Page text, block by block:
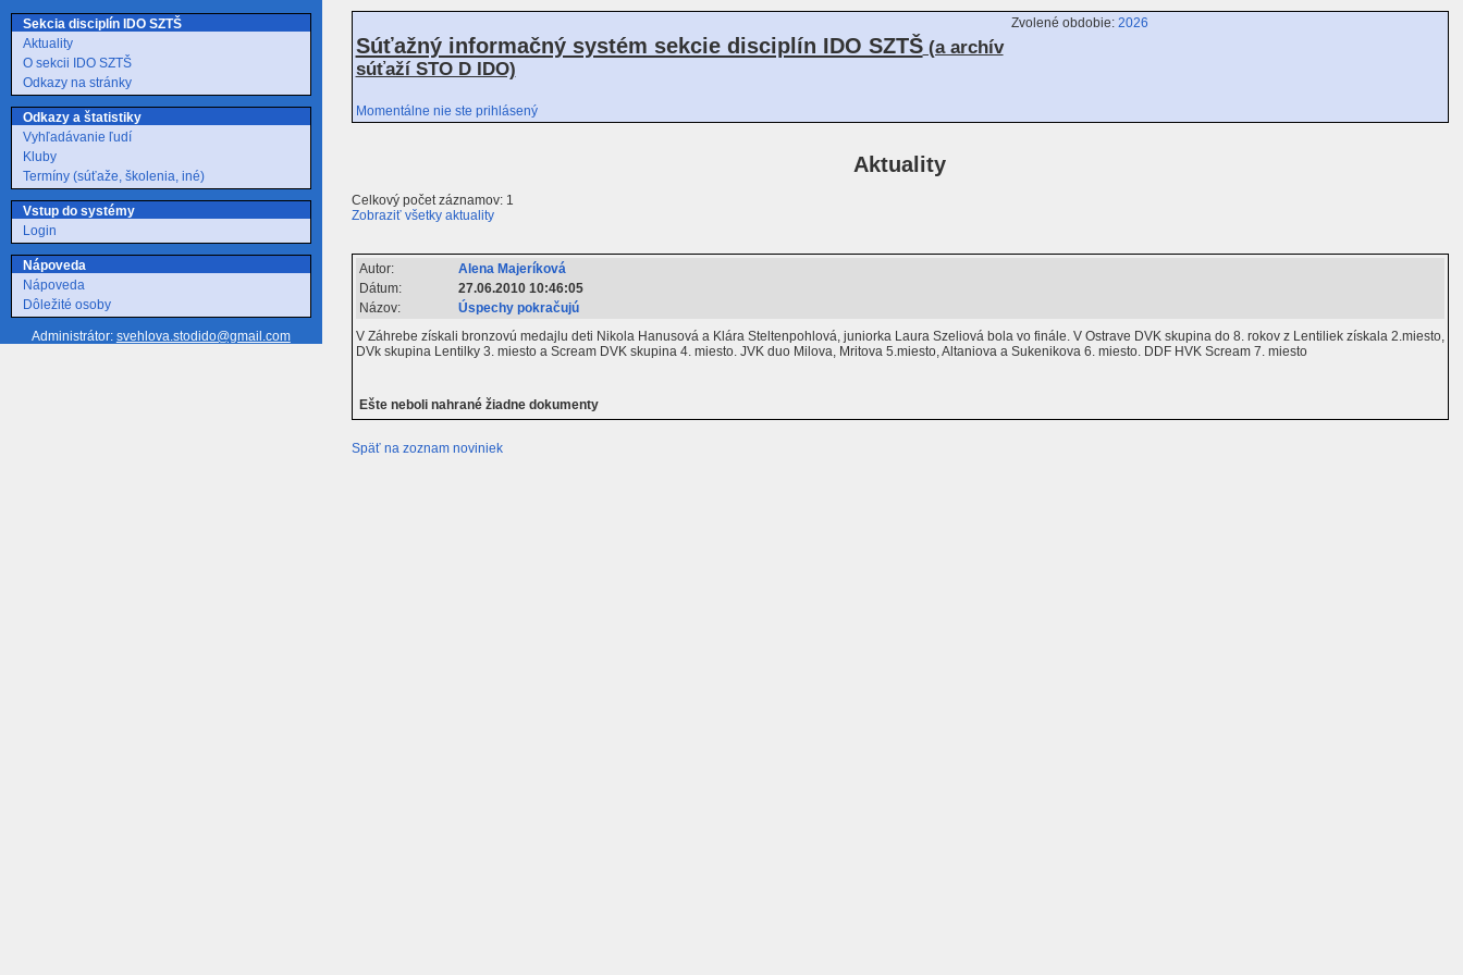
Sekcia disciplín IDO SZTŠ
Aktuality
O sekcii IDO SZTŠ
Odkazy na stránky
Odkazy a štatistiky
Vyhľadávanie ľudí
Kluby
Termíny (súťaže, školenia, iné)
Vstup do systémy
Login
Nápoveda
Nápoveda
Dôležité osoby
Administrátor: svehlova.stodido@gmail.com
Súťažný informačný systém sekcie disciplín IDO SZTŠ(a archív
súťaží STO D IDO)
Zvolené obdobie: 2026
Momentálne nie ste prihlásený
Aktuality
Celkový počet záznamov: 1
Zobraziť všetky aktuality
Autor:
Alena Majeríková
Dátum:
27.06.2010 10:46:05
Názov:
Úspechy pokračujú
V Záhrebe získali bronzovú medajlu deti Nikola Hanusová a Klára Steltenpohlová, juniorka Laura Szeliová bola vo finále. V Ostrave DVK skupina do 8. rokov z Lentiliek získala 2.miesto,
DVk skupina Lentilky 3. miesto a Scream DVK skupina 4. miesto. JVK duo Milova, Mritova 5.miesto, Altaniova a Sukenikova 6. miesto. DDF HVK Scream 7. miesto
Ešte neboli nahrané žiadne dokumenty
Späť na zoznam noviniek